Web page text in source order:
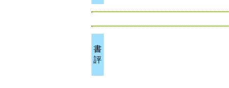
書
評